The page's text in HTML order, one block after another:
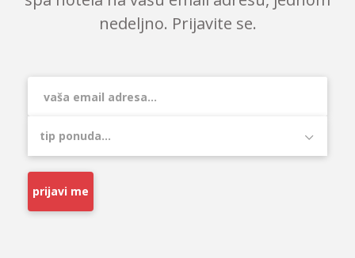
nedeljno. Prijavite se.
prijavi me